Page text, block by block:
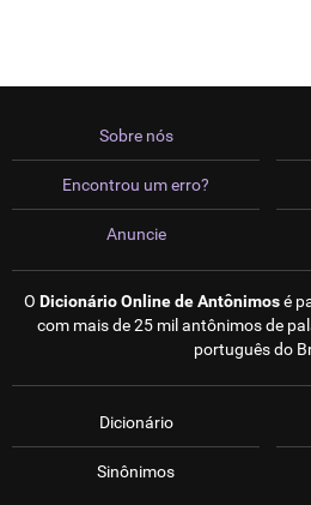
Sobre nós
Encontrou um erro?
Anuncie
O Dicionário Online de Antônimosé
com mais de 25 mil antônimos de
português do
Dicionário
Sinônimos